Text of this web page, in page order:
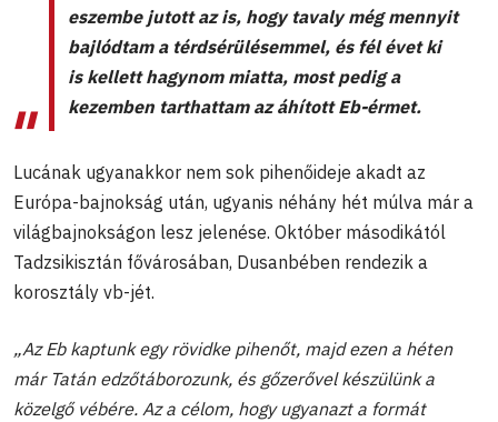
eszembe jutott az is, hogy tavaly még mennyit
bajlódtam a térdsérülésemmel, és fél évet ki
is kellett hagynom miatta, most pedig a
kezemben tarthattam az áhított Eb-érmet.
Lucának ugyanakkor nem sok pihenőideje akadt az
Európa-bajnokság után, ugyanis néhány hét múlva már a
világbajnokságon lesz jelenése. Október másodikától
Tadzsikisztán fővárosában, Dusanbében rendezik a
korosztály vb-jét.
„Az Eb kaptunk egy rövidke pihenőt, majd ezen a héten
már Tatán edzőtáborozunk, és gőzerővel készülünk a
közelgő vébére. Az a célom, hogy ugyanazt a formát